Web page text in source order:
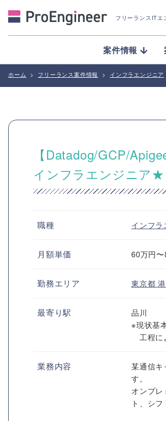
フリーランスITエ
案件情報
ホーム > フリーランス案件情報 > インフラエンジニア
【Datadog/GCP/
インフラエンジニア★
職種 インフラ
月額単価 60万円
勤務エリア 東京都
最寄り駅
品川
※現状基
工程に
業務内容
某通信キ
す。
オンプ
ト、シ